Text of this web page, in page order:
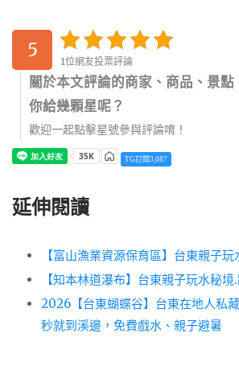
5
1位網友投票評論
關於本文評論的商家、商品、景點
你給幾顆星呢？
歡迎一起點擊星號參與評論唷！
TG訂閱3,087
延伸閱讀
【富山漁業資源保育區】台東親子
【知本林道瀑布】台東親子玩水秘境
2026【台東蝴蝶谷】台東在地人私
秒就到溪邊，免費戲水、親子避暑